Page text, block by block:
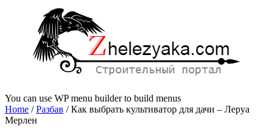
You can use WP menu builder to build menus
Home /Разбав /Как выбрать культиватор для дачи – Леруа
Мерлен